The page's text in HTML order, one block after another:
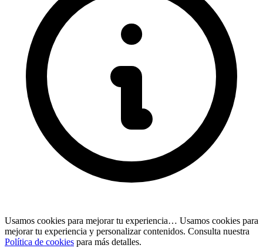
Usamos cookies para mejorar tu experiencia… Usamos cookies para
mejorar tu experiencia y personalizar contenidos. Consulta nuestra
Política de cookies para más detalles.